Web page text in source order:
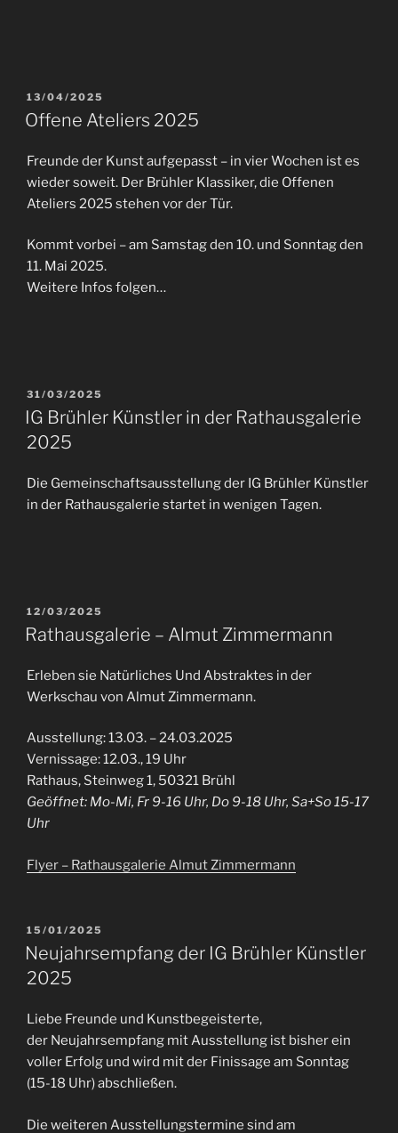
VERÖFFENTLICHT
AM
13/04/2025
Offene Ateliers 2025
Freunde der Kunst aufgepasst – in vier Wochen ist es
wieder soweit. Der Brühler Klassiker, die Offenen
Ateliers 2025 stehen vor der Tür.
Kommt vorbei – am Samstag den 10. und Sonntag den
11. Mai 2025.
Weitere Infos folgen…
VERÖFFENTLICHT
AM
31/03/2025
IG Brühler Künstler in der Rathausgalerie
2025
Die Gemeinschaftsausstellung der IG Brühler Künstler
in der Rathausgalerie startet in wenigen Tagen.
VERÖFFENTLICHT
AM
12/03/2025
Rathausgalerie – Almut Zimmermann
Erleben sie Natürliches Und Abstraktes in der
Werkschau von Almut Zimmermann.
Ausstellung: 13.03. – 24.03.2025
Vernissage: 12.03., 19 Uhr
Rathaus, Steinweg 1, 50321 Brühl
Geöffnet: Mo-Mi, Fr 9-16 Uhr, Do 9-18 Uhr, Sa+So 15-17
Uhr
Flyer – Rathausgalerie Almut Zimmermann
VERÖFFENTLICHT
AM
15/01/2025
Neujahrsempfang der IG Brühler Künstler
2025
Liebe Freunde und Kunstbegeisterte,
der Neujahrsempfang mit Ausstellung ist bisher ein
voller Erfolg und wird mit der Finissage am Sonntag
(15-18 Uhr) abschließen.
Die weiteren Ausstellungstermine sind am